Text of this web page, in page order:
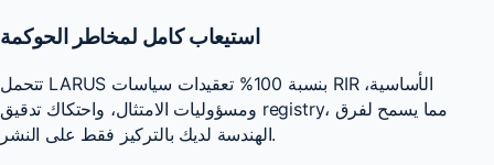
استيعاب كامل لمخاطر الحوكمة
تتحمل LARUS بنسبة 100% تعقيدات سياسات RIR الأساسية،
ومسؤوليات الامتثال، واحتكاك تدقيق registry، مما يسمح لفرق
الهندسة لديك بالتركيز فقط على النشر.